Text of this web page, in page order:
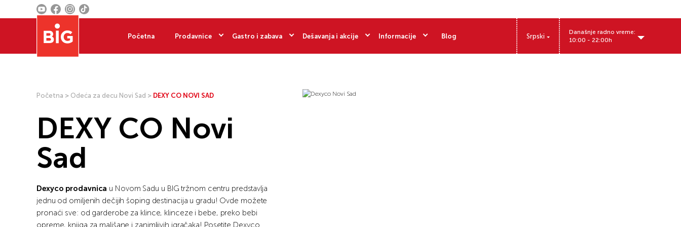
Početna Prodavnice Gastro i zabava Dešavanja i akcije Informacije Blog Srpski
Današnje radno vreme:
10:00 - 22:00h
Početna > Odeća za decu Novi Sad > DEXY CO NOVI SAD
DEXY CO Novi
Sad
Dexyco prodavnica u Novom Sadu u BIG tržnom centru predstavlja
jednu od omiljenih dečijih šoping destinacija u gradu! Ovde možete
pronaći sve: od garderobe za klince, klinceze i bebe, preko bebi
opreme, knjiga za mališane i zanimljivih igračaka! Posetite Dexyco